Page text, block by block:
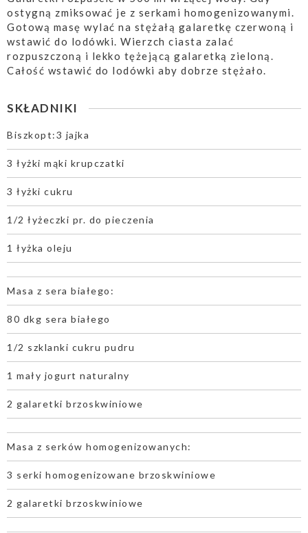
ostygną zmiksować je z serkami homogenizowanymi.
Gotową masę wylać na stężałą galaretkę czerwoną i
wstawić do lodówki. Wierzch ciasta zalać
rozpuszczoną i lekko tężejącą galaretką zieloną.
Całość wstawić do lodówki aby dobrze stężało.
SKŁADNIKI
Biszkopt:3 jajka
3 łyżki mąki krupczatki
3 łyżki cukru
1/2 łyżeczki pr. do pieczenia
1 łyżka oleju
Masa z sera białego:
80 dkg sera białego
1/2 szklanki cukru pudru
1 mały jogurt naturalny
2 galaretki brzoskwiniowe
Masa z serków homogenizowanych:
3 serki homogenizowane brzoskwiniowe
2 galaretki brzoskwiniowe